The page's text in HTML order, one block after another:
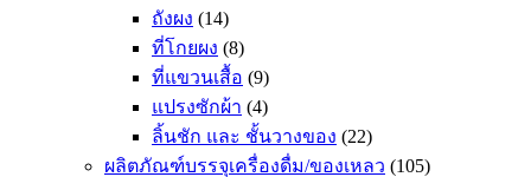
ถังผง (14)
ที่โกยผง (8)
ที่แขวนเสื้อ (9)
แปรงซักผ้า (4)
ลิ้นชัก และ ชั้นวางของ (22)
ผลิตภัณฑ์บรรจุเครื่องดื่ม/ของเหลว (105)